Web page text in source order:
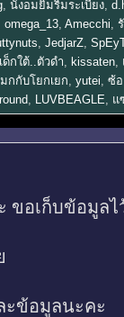
, นั่งอมยิ้มริมระเบียง,
omega_13, Amecchi,
, JedjarZ,
เด็กใต้..ตัวดำ, kissaten,
กกับโยกเยก, yutei, ซ้อ
, LUVBEAGLE, แ
ขอเก็บข้อมูล
ข้อมูลนะคะ